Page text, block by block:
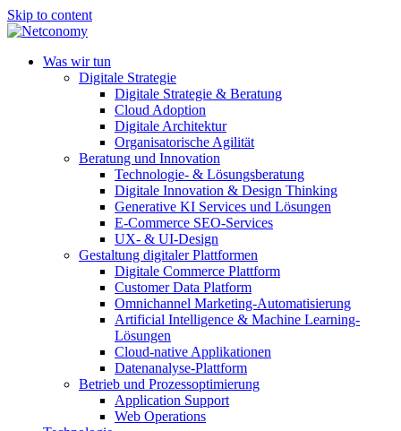
Skip to content
Was wir tun
Digitale Strategie
Digitale Strategie & Beratung
Cloud Adoption
Digitale Architektur
Organisatorische Agilität
Beratung und Innovation
Technologie- & Lösungsberatung
Digitale Innovation & Design Thinking
Generative KI Services und Lösungen
E-Commerce SEO-Services
UX- & UI-Design
Gestaltung digitaler Plattformen
Digitale Commerce Plattform
Customer Data Platform
Omnichannel Marketing-Automatisierung
Artificial Intelligence & Machine Learning-
Lösungen
Cloud-native Applikationen
Datenanalyse-Plattform
Betrieb und Prozessoptimierung
Application Support
Web Operations